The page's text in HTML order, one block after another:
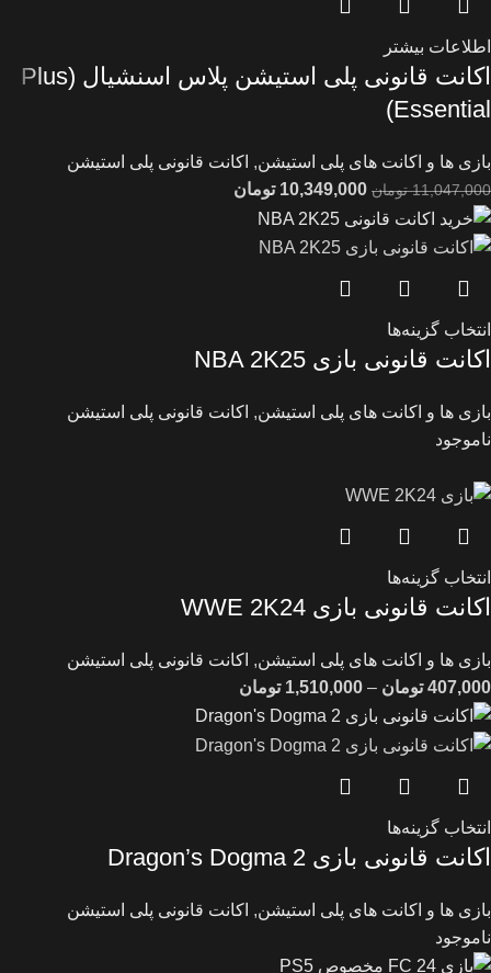
اطلاعات بیشتر
اکانت قانونی پلی استیشن پلاس اسنشیال (Plus
Essential)
بازی ها و اکانت های پلی استیشن, اکانت قانونی پلی استیشن
11,047,000 تومان 10,349,000 تومان
انتخاب گزینه‌ها
اکانت قانونی بازی NBA 2K25
بازی ها و اکانت های پلی استیشن, اکانت قانونی پلی استیشن
ناموجود
انتخاب گزینه‌ها
اکانت قانونی بازی WWE 2K24
بازی ها و اکانت های پلی استیشن, اکانت قانونی پلی استیشن
407,000 تومان –
1,510,000 تومان
انتخاب گزینه‌ها
اکانت قانونی بازی Dragon’s Dogma 2
بازی ها و اکانت های پلی استیشن, اکانت قانونی پلی استیشن
ناموجود